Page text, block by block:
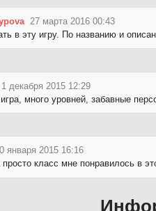
27 марта 2016 00:43
в эту игру. По названию и
1 декабря 2015 12:29
много уровней, забавные
января 2015 16:16
просто класс мне понравилось в